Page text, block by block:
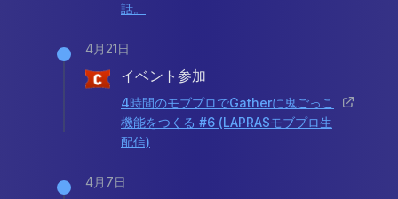
話。
4月21日
イベント参加
4時間のモブプロでGatherに鬼ごっこ
機能をつくる #6 (LAPRASモブプロ生
配信)
4月7日